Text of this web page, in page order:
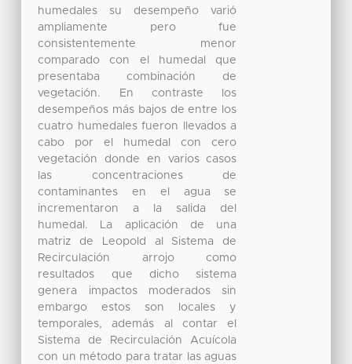
humedales su desempeño varió
ampliamente pero fue
consistentemente menor
comparado con el humedal que
presentaba combinación de
vegetación. En contraste los
desempeños más bajos de entre los
cuatro humedales fueron llevados a
cabo por el humedal con cero
vegetación donde en varios casos
las concentraciones de
contaminantes en el agua se
incrementaron a la salida del
humedal. La aplicación de una
matriz de Leopold al Sistema de
Recirculación arrojo como
resultados que dicho sistema
genera impactos moderados sin
embargo estos son locales y
temporales, además al contar el
Sistema de Recirculación Acuícola
con un método para tratar las aguas